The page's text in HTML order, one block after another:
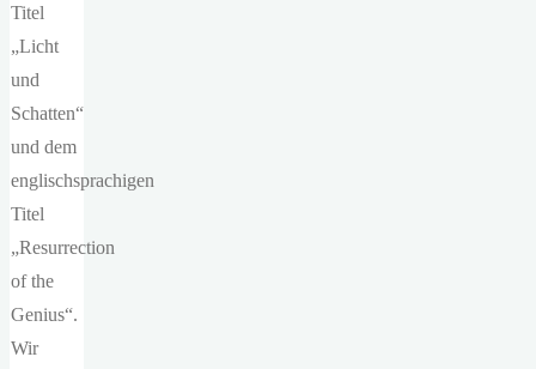
Titel
„Licht
und
Schatten“
und dem
englischsprachigen
Titel
„Resurrection
of the
Genius“.
Wir